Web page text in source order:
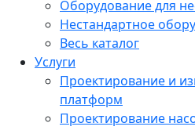
Оборудование для
Нестандартное
Весь каталог
Услуги
Проектирование и
платформ
Проектирование